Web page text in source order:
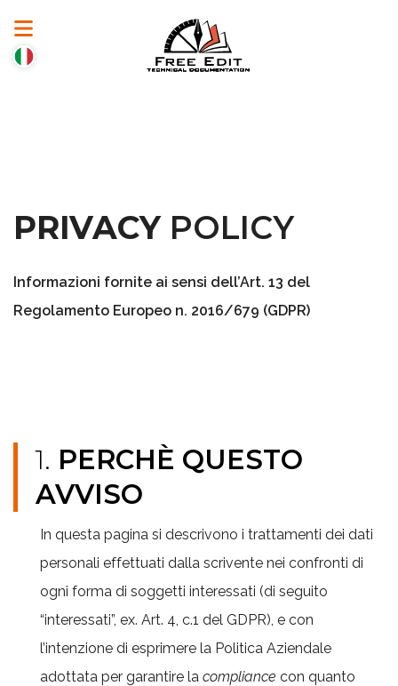
PRIVACYPOLICY
Informazioni fornite ai sensi dell’Art. 13 del
Regolamento Europeo n. 2016/679 (GDPR)
1. PERCHÈ QUESTO
AVVISO
In questa pagina si descrivono i trattamenti dei dati
personali effettuati dalla scrivente nei confronti di
ogni forma di soggetti interessati (di seguito
“interessati”, ex. Art. 4, c.1 del GDPR), e con
l’intenzione di esprimere la Politica Aziendale
adottata per garantire la compliance con quanto